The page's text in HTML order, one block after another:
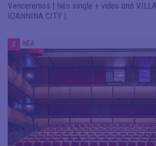
Venceremos | Νέο single + video από
IOANNINA CITY |
# ΝΕΑ